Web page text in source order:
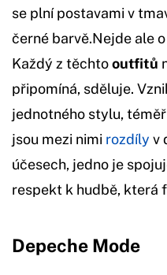
se plní postavami v
černé barvě.Nejde ale
Každý z těchtooutfitů
připomíná, sděluje.
jednotného stylu, téměř
jsou mezi nimi rozdíly v
účesech, jedno je
respekt k hudbě, která
Depeche Mode